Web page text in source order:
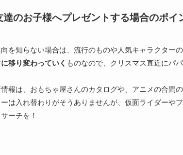
のお子様へプレゼントする場合のポイ
を知らない場合は、流行のものや人気キャラクター
移り変わっていく ものなので、クリスマス直近にパ
報は、おもちゃ屋さんのカタログや、アニメの合間
は入れ替わりがそうありませんが、仮面ライダーや
ーチを！